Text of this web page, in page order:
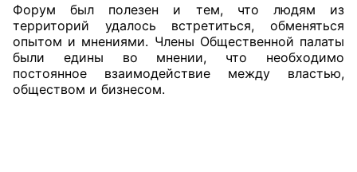
Форум был полезен и тем, что людям из
территорий удалось встретиться, обменяться
опытом и мнениями. Члены Общественной палаты
были едины во мнении, что необходимо
постоянное взаимодействие между властью,
обществом и бизнесом.